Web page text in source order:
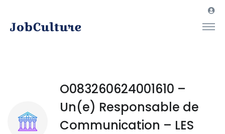
O083260624001610 –
Un(e) Responsable de
Communication – LES